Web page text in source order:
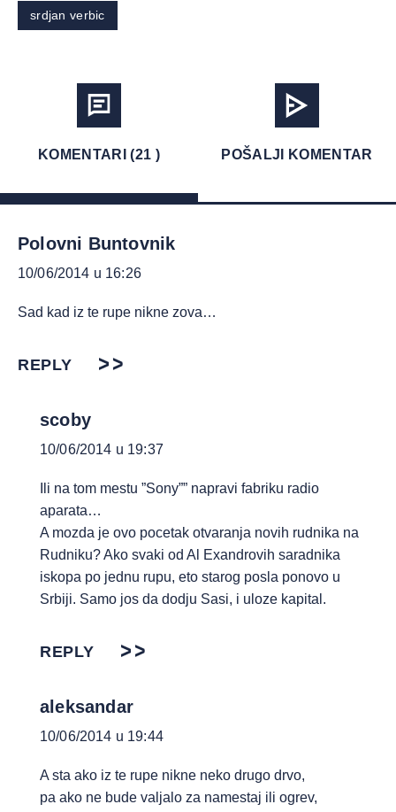
srdjan verbic
KOMENTARI (21 ) POŠALJI KOMENTAR
Polovni Buntovnik
10/06/2014 u 16:26
Sad kad iz te rupe nikne zova…
REPLY
scoby
10/06/2014 u 19:37
Ili na tom mestu ”Sony”” napravi fabriku radio
aparata…
A mozda je ovo pocetak otvaranja novih rudnika na
Rudniku? Ako svaki od Al Exandrovih saradnika
iskopa po jednu rupu, eto starog posla ponovo u
Srbiji. Samo jos da dodju Sasi, i uloze kapital.
REPLY
aleksandar
10/06/2014 u 19:44
A sta ako iz te rupe nikne neko drugo drvo,
pa ako ne bude valjalo za namestaj ili ogrev,